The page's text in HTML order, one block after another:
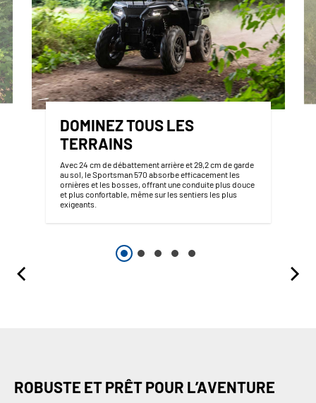
DOMINEZ TOUS LES
TERRAINS
Avec 24 cm de débattement arrière et 29,2 cm de garde
au sol, le Sportsman 570 absorbe efficacement les
ornières et les bosses, offrant une conduite plus douce
et plus confortable, même sur les sentiers les plus
exigeants.
ROBUSTE ET PRÊT POUR L’AVENTURE